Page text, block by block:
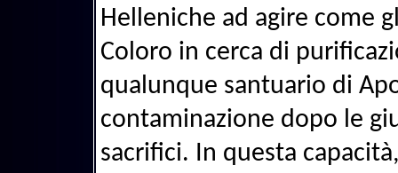
Helleniche ad agire come
Coloro in cerca di
qualunque santuario di
contaminazione dopo le
sacrifici. In questa